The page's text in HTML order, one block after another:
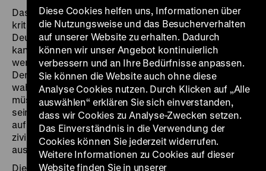
Das Projekt lädt in sieben Themenräumen zur
kritischen Reflexion ein, wie Demokratie in
Deutschland gelingt und auch in Zukunft gelingen
kann. Welche Grundrechte müssen gewährleistet
werden, was macht Wahlen zu einem Element der
Demokratie, wer darf demokratische Rechte
wahrnehmen, welche sozialen Voraussetzungen
müssen für die Teilhabe an der Gesellschaft erfüllt
sein, welche Bedeutung haben Medien und das Recht
auf die freie Meinungsäußerung, welche Rolle spielt
ziviles Engagement und wie werden Konflikte
ausgetragen?
Diesen Fragen widmet sich dasDemokratie-
Diese Cookies helfen uns, Informationen über
die Nutzungsweise und das Besucherverhalten
auf unserer Website zu erhalten. Dadurch
können wir unser Angebot kontinuierlich
verbessern und an Ihre Bedürfnisse anpassen.
Sie können die Website auch ohne diese
Analyse Cookies nutzen. Durch Klicken auf „Alle
auswählen“ erklären Sie sich einverstanden,
dass wir Cookies zu Analyse-Zwecken setzen.
Das Einverständnis in die Verwendung der
Cookies können Sie jederzeit widerrufen.
Weitere Informationen zu Cookies auf dieser
Website finden Sie in unserer